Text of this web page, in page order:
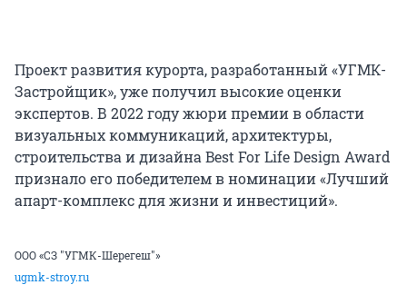
Проект развития курорта, разработанный «УГМК-
Застройщик», уже получил высокие оценки
экспертов. В 2022 году жюри премии в области
визуальных коммуникаций, архитектуры,
строительства и дизайна Best For Life Design Award
признало его победителем в номинации «Лучший
апарт-комплекс для жизни и инвестиций».
ООО «СЗ "УГМК-Шерегеш"»
ugmk-stroy.ru